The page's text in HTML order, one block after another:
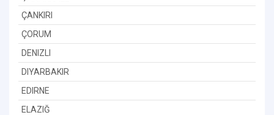
ÇANKIRI
ÇORUM
DENIZLI
DIYARBAKIR
EDIRNE
ELAZIĞ